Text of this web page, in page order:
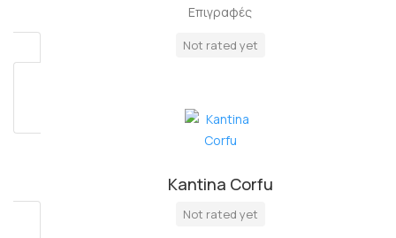
Επιγραφές
Not rated yet
Kantina Corfu
Not rated yet